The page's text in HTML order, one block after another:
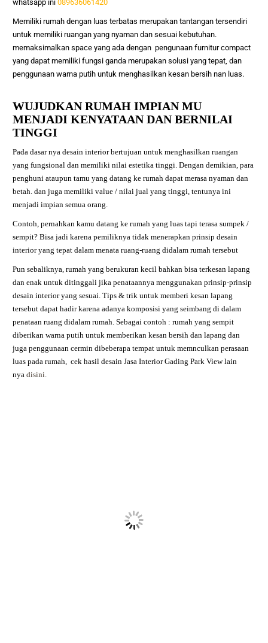
whatsapp ini089636061420
Memiliki rumah dengan luas terbatas merupakan tantangan tersendiri
untuk memiliki ruangan yang nyaman dan sesuai kebutuhan.
memaksimalkan space yang ada dengan pengunaan furnitur compact
yang dapat memiliki fungsi ganda merupakan solusi yang tepat, dan
penggunaan warna putih untuk menghasilkan kesan bersih nan luas.
WUJUDKAN RUMAH IMPIAN MU
MENJADI KENYATAAN DAN BERNILAI
TINGGI
Pada dasar nya desain interior bertujuan untuk menghasilkan ruangan
yang fungsional dan memiliki nilai estetika tinggi. Dengan demikian, para
penghuni ataupun tamu yang datang ke rumah dapat merasa nyaman dan
betah. dan juga memiliki value / nilai jual yang tinggi, tentunya ini
menjadi impian semua orang.
Contoh, pernahkan kamu datang ke rumah yang luas tapi terasa sumpek /
sempit? Bisa jadi karena pemiliknya tidak menerapkan prinsip desain
interior yang tepat dalam menata ruang-ruang didalam rumah tersebut
Pun sebaliknya, rumah yang berukuran kecil bahkan bisa terkesan lapang
dan enak untuk ditinggali jika penataannya menggunakan prinsip-prinsip
desain interior yang sesuai. Tips & trik untuk memberi kesan lapang
tersebut dapat hadir karena adanya komposisi yang seimbang di dalam
penataan ruang didalam rumah. Sebagai contoh : rumah yang sempit
diberikan warna putih untuk memberikan kesan bersih dan lapang dan
juga penggunaan cermin dibeberapa tempat untuk memnculkan perasaan
luas pada rumah,
cek hasil desainJasa Interior Gading Park Viewlain
nyadisini